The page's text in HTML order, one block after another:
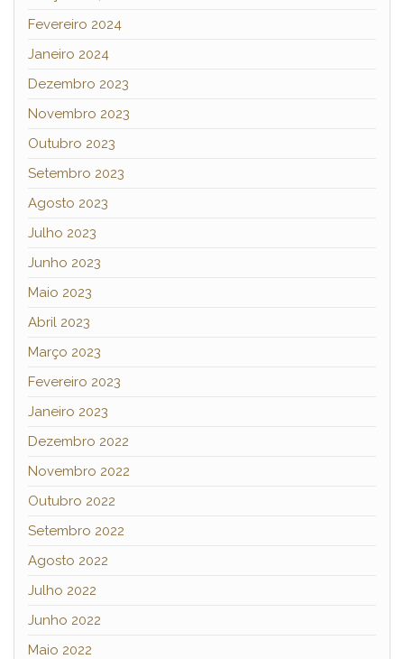
Fevereiro 2024
Janeiro 2024
Dezembro 2023
Novembro 2023
Outubro 2023
Setembro 2023
Agosto 2023
Julho 2023
Junho 2023
Maio 2023
Abril 2023
Março 2023
Fevereiro 2023
Janeiro 2023
Dezembro 2022
Novembro 2022
Outubro 2022
Setembro 2022
Agosto 2022
Julho 2022
Junho 2022
Maio 2022